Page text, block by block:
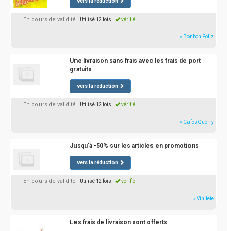
En cours de validité | Utilisé 12 fois vérifié !
» Bonbon Foliz
Une livraison sans frais avec les frais de port
gratuits
vers la réduction
En cours de validité | Utilisé 12 fois vérifié !
» Cafés Querry
Jusqu'à -50% sur les articles en promotions
vers la réduction
En cours de validité | Utilisé 12 fois vérifié !
» Vinifete
Les frais de livraison sont offerts